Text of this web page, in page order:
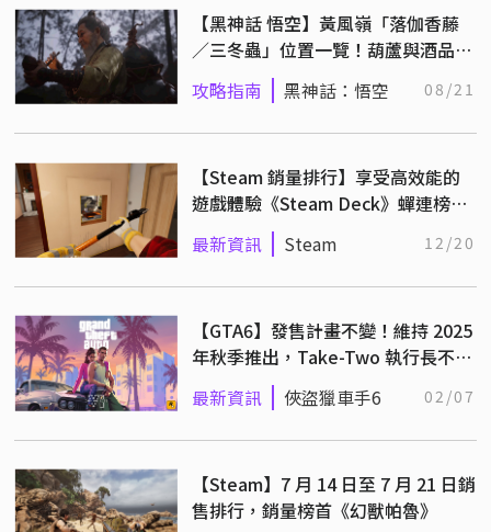
【黑神話 悟空】黃風嶺「落伽香藤
／三冬蟲」位置一覽！葫蘆與酒品升
攻略指南 黑神話：悟空 08/21
【Steam 銷量排行】享受高效能的
遊戲體驗《Steam Deck》蟬連榜首
（12/12~12/19）
最新資訊 Steam 12/20
【GTA6】發售計畫不變！維持 2025
年秋季推出，Take-Two 執行長不敢
斷言，但強調很有希望
最新資訊 俠盜獵車手6 02/07
【Steam】7 月 14 日至 7 月 21 日銷
售排行，銷量榜首《幻獸帕魯》